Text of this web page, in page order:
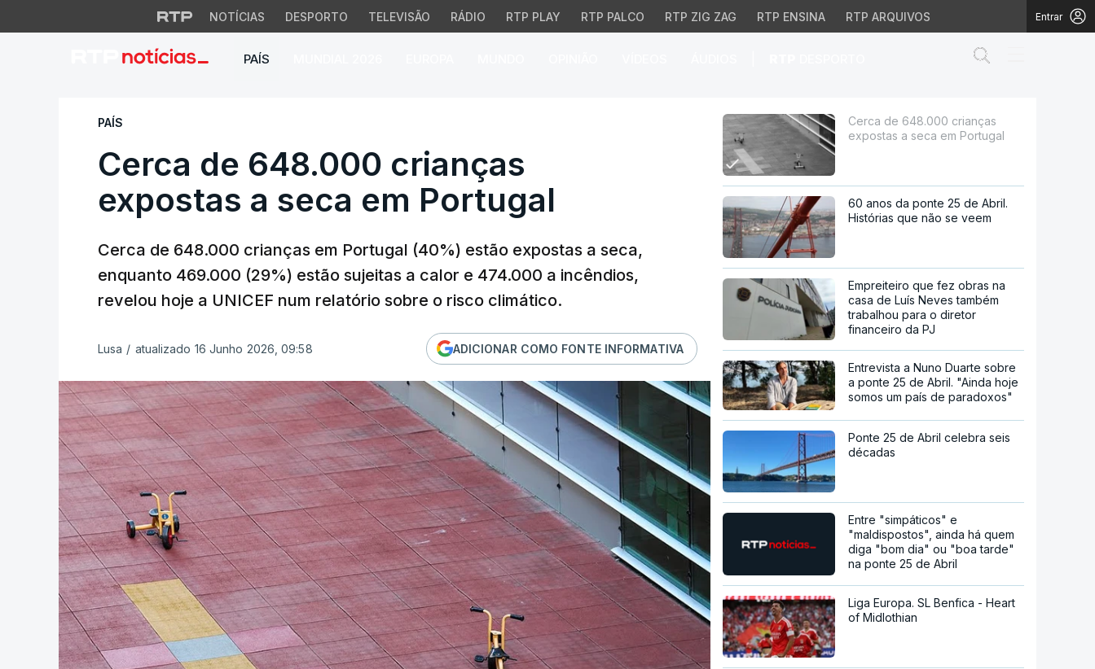
NOTÍCIAS DESPORTO TELEVISÃO RÁDIO RTP PLAY RTP PALCO RTP ZIG ZAG RTP ENSINA RTP ARQUIVOS Entrar
PAÍS
Cerca de 648.000 crianças expostas a seca em Portugal
PAÍS
Cerca de 648.000 crianças
expostas a seca em Portugal
Cerca de 648.000 crianças em Portugal (40%) estão expostas a seca,
enquanto 469.000 (29%) estão sujeitas a calor e 474.000 a incêndios,
revelou hoje a UNICEF num relatório sobre o risco climático.
Lusa / atualizado 16 Junho 2026, 09:58 ADICIONAR COMO FONTE INFORMATIVA
Cerca de 648.000 crianças
expostas a seca em Portugal
60 anos da ponte 25 de Abril.
Histórias que não se veem
Empreiteiro que fez obras na
casa de Luís Neves também
trabalhou para o diretor
financeiro da PJ
Entrevista a Nuno Duarte sobre
a ponte 25 de Abril. "Ainda hoje
somos um país de paradoxos"
Ponte 25 de Abril celebra seis
décadas
Entre "simpáticos" e
"maldispostos", ainda há quem
diga "bom dia" ou "boa tarde"
na ponte 25 de Abril
Liga Europa. SL Benfica - Heart
of Midlothian